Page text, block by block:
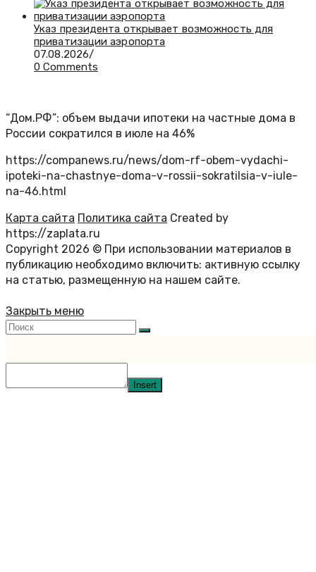
Указ президента открывает возможность для
приватизации аэропорта
07.08.2026/
0 Comments
“Дом.РФ”: объем выдачи ипотеки на частные дома в
России сократился в июле на 46%
https://companews.ru/news/dom-rf-obem-vydachi-
ipoteki-na-chastnye-doma-v-rossii-sokratilsia-v-iule-
na-46.html
Карта сайта Политика сайта Created by
https://zaplata.ru
Copyright 2026 © При использовании материалов в
публикацию необходимо включить: активную ссылку
на статью, размещенную на нашем сайте.
Закрыть меню
Insert